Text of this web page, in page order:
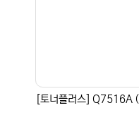
[토너플러스]